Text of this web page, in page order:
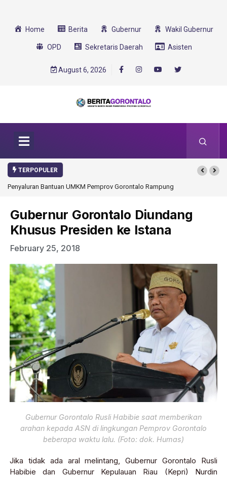
Home Berita Gubernur Wakil Gubernur
OPD Sekretaris Daerah Asisten
August 6, 2026
TERPOPULER
Penyaluran Bantuan UMKM Pemprov Gorontalo Rampung
Gubernur Gorontalo Diundang
Khusus Presiden ke Istana
February 25, 2018
Gubernur Gorontalo Rusli Habibie saat memberikan
arahan kepada ASN di lingkungan Pemprov Gorontalo
beberapa waktu lalu. (Foto: dok. Humas)
Jika tidak ada aral melintang, Gubernur Gorontalo Rusli
Habibie dan Gubernur Kepulauan Riau (Kepri) Nurdin